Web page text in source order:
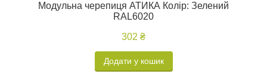
Модульна черепиця АТИКА Колір: Зелений
RAL6020
302 ₴
Додати у кошик